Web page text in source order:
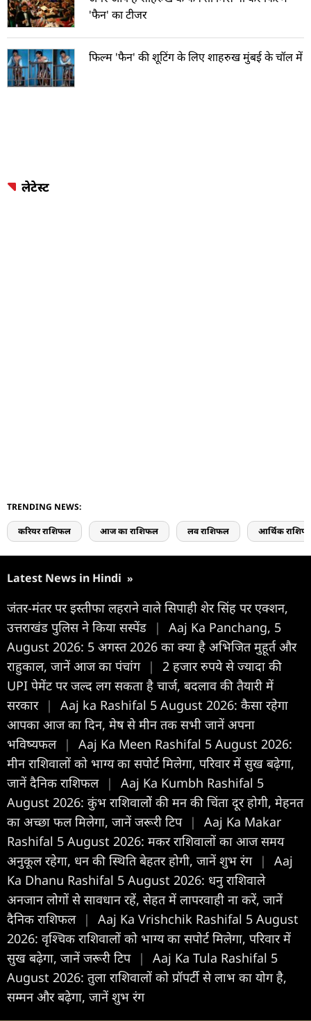
'फैन' का टीजर
फिल्म 'फैन' की शूटिंग के लिए शाहरुख मुंबई के चॉल में
लेटेस्ट
TRENDING NEWS:
करियर राशिफल आज का राशिफल लव राशिफल आर्थिक
Latest News in Hindi »
जंतर-मंतर पर इस्तीफा लहराने वाले सिपाही शेर सिंह पर एक्शन,
उत्तराखंड पुलिस ने किया सस्पेंड
|
Aaj Ka Panchang, 5
August 2026: 5 अगस्त 2026 का क्या है अभिजित मुहूर्त और
राहुकाल, जानें आज का पंचांग |
2 हजार रुपये से ज्यादा की
UPI पेमेंट पर जल्द लग सकता है चार्ज, बदलाव की तैयारी में
सरकार |
Aaj ka Rashifal 5 August 2026: कैसा रहेगा
आपका आज का द‍िन, मेष से मीन तक सभी जानें अपना
भविष्यफल |
Aaj Ka Meen Rashifal 5 August 2026:
मीन राशिवालों को भाग्य का सपोर्ट मिलेगा, परिवार में सुख बढ़ेगा,
जानें दैनिक राशिफल |
Aaj Ka Kumbh Rashifal 5
August 2026: कुंभ राशिवालोें की मन की चिंता दूर होगी, मेहनत
का अच्छा फल मिलेगा, जानें जरूरी टिप |
Aaj Ka Makar
Rashifal 5 August 2026: मकर राशिवालों का आज समय
अनुकूल रहेगा, धन की स्थिति बेहतर होगी, जानें शुभ रंग |
Aaj
Ka Dhanu Rashifal 5 August 2026: धनु राशिवाले
अनजान लोगों से सावधान रहें, सेहत में लापरवाही ना करें, जानें
दैनिक राशिफल |
Aaj Ka Vrishchik Rashifal 5 August
2026: वृश्चिक राशिवालों को भाग्य का सपोर्ट मिलेगा, परिवार में
सुख बढ़ेगा, जानें जरूरी टिप |
Aaj Ka Tula Rashifal 5
August 2026: तुला राशिवालों को प्रॉपर्टी से लाभ का योग है,
सम्मन और बढ़ेगा, जानें शुभ रंग